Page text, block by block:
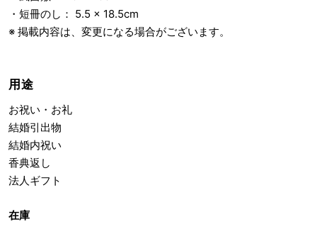
在庫
・短冊のし： 5.5 × 18.5cm
※ 掲載内容は、変更になる場合がございます。
用途
お祝い・お礼
結婚引出物
結婚内祝い
香典返し
法人ギフト